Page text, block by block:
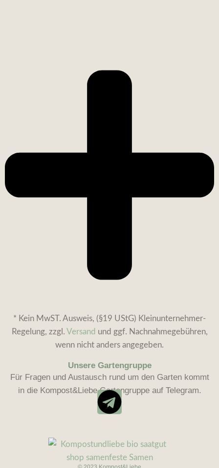
* Kein MwST. Ausweis, (§19 UStG) Kleinunternehmer-
Regelung, zzgl. Versand und ggf. Nachnahmegebühren,
wenn nicht anders angegeben.
Unsere Gartengruppe
Für Fragen und Austausch rund um den Garten kommt
in die Kompost&Liebe Gartengruppe auf Telegram.